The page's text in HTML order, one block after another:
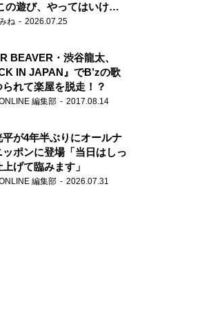
の遊び、やってはいけま
ね 2026.07.25
BEAVER・渋谷龍太、
IN JAPAN』でB’zの歌
れて楽屋を脱走！？
編集部 2017.08.14
平が4年半ぶりにオールナ
ッポンに登場「当日はしっ
げて臨みます」
編集部 2026.07.31